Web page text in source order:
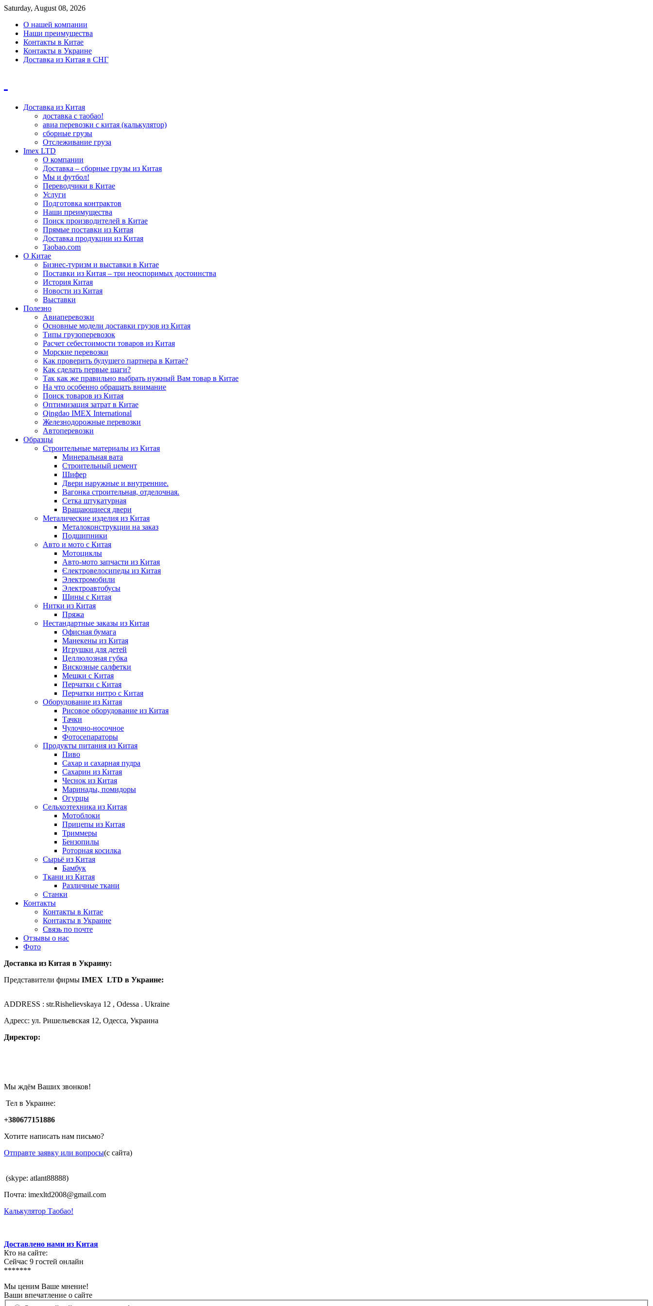
Saturday, August 08, 2026
О нашей компании
Наши преимущества
Контакты в Китае
Контакты в Украине
Доставка из Китая в СНГ
Доставка из Китая
доставка с таобао!
авиа перевозки с китая (калькулятор)
сборные грузы
Отслеживание груза
Imex LTD
О компании
Доставка – сборные грузы из Китая
Мы и футбол!
Переводчики в Китае
Услуги
Подготовка контрактов
Наши преимущества
Поиск производителей в Китае
Прямые поставки из Китая
Доставка продукции из Китая
Taobao.com
О Китае
Бизнес-туризм и выставки в Китае
Поставки из Китая – три неоспоримых достоинства
История Китая
Новости из Китая
Выставки
Полезно
Авиаперевозки
Основные модели доставки грузов из Китая
Типы грузоперевозок
Расчет себестоимости товаров из Китая
Морские перевозки
Как проверить будущего партнера в Китае?
Как сделать первые шаги?
Так как же правильно выбрать нужный Вам товар в Китае
На что особенно обращать внимание
Поиск товаров из Китая
Оптимизация затрат в Китае
Qingdao IMEX International
Железнодорожные перевозки
Автоперевозки
Образцы
Строительные материалы из Китая
Минеральная вата
Строительный цемент
Шифер
Двери наружные и внутренние.
Вагонка строительная, отделочная.
Сетка штукатурная
Вращающиеся двери
Металические изделия из Китая
Металоконструкции на заказ
Подшипники
Авто и мото с Китая
Мотоциклы
Авто-мото запчасти из Китая
Єлектровелосипеды из Китая
Электромобили
Электроавтобусы
Шины с Китая
Нитки из Китая
Пряжа
Нестандартные заказы из Китая
Офисная бумага
Манекены из Китая
Игрушки для детей
Целлюлозная губка
Вискозные салфетки
Мешки с Китая
Перчатки с Китая
Перчатки нитро с Китая
Оборудование из Китая
Рисовое оборудование из Китая
Тачки
Чулочно-носочное
Фотосепараторы
Продукты питания из Китая
Пиво
Сахар и сахарная пудра
Сахарин из Китая
Чеснок из Китая
Маринады, помидоры
Огурцы
Сельхозтехника из Китая
Мотоблоки
Прицепы из Китая
Триммеры
Бензопилы
Роторная косилка
Сырьё из Китая
Бамбук
Ткани из Китая
Различные ткани
Станки
Контакты
Контакты в Китае
Контакты в Украине
Связь по почте
Отзывы о нас
Фото
Доставка из Китая в Украину:
Представители фирмы IMEX LTD в Украине:
ADDRESS : str.Rishelievskaya 12 , Odessa . Ukraine
Адресс: ул. Ришельевская 12, Одесса, Украина
Директор:
Мы ждём Ваших звонков!
Тел в Украине:
+380677151886
Хотите написать нам письмо?
Отправте заявку или вопросы(с сайта)
(skype: atlant88888)
Почта: imexltd2008@gmail.com
Калькулятор Таобао!
Доставлено нами из Китая
Кто на сайте:
Сейчас 9 гостей онлайн
*******
Мы ценим Ваше мнение!
Ваши впечатление о сайте